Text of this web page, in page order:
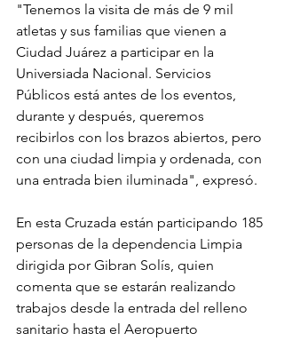
"Tenemos la visita de más de 9 mil
atletas y sus familias que vienen a
Ciudad Juárez a participar en la
Universiada Nacional. Servicios
Públicos está antes de los eventos,
durante y después, queremos
recibirlos con los brazos abiertos, pero
con una ciudad limpia y ordenada, con
una entrada bien iluminada", expresó.
En esta Cruzada están participando 185
personas de la dependencia Limpia
dirigida por Gibran Solís, quien
comenta que se estarán realizando
trabajos desde la entrada del relleno
sanitario hasta el Aeropuerto